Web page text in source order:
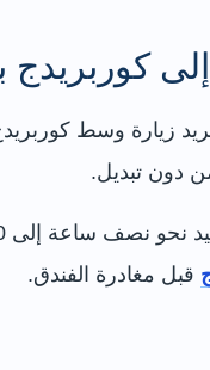
كوربريدج
دون تبديل.
يتغيران حسب اليوم وأعمال الصيانة. لذلك يجب مراجعة
قبل مغادرة الفندق.